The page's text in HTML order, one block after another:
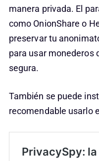
manera privada. El
como OnionShare o
preservar tu
para usar monederos
segura.
También se puede
recomendable usarlo